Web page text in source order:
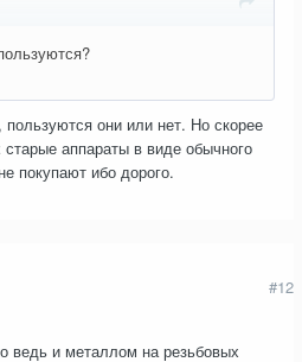
они или нет. Но скорее
аппараты в виде обычного
покупают ибо дорого.
#12
ведь и металлом на резьбовых